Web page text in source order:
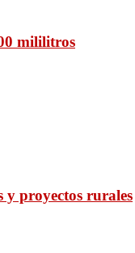
mililitros
y proyectos rurales